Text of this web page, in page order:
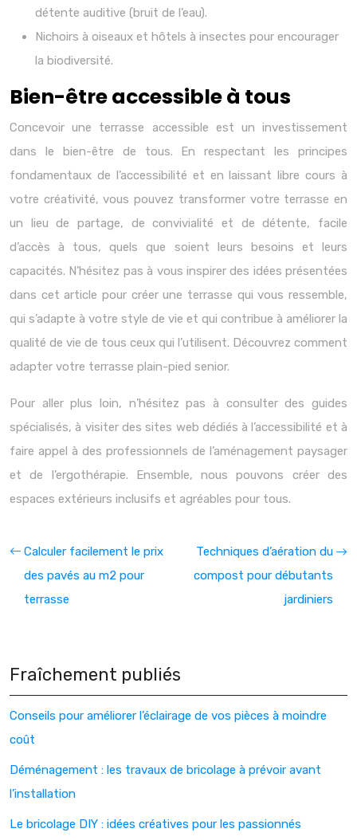
détente auditive (bruit de l’eau).
Nichoirs à oiseaux et hôtels à insectes pour encourager
la biodiversité.
Bien-être accessible à tous
Concevoir une terrasse accessible est un investissement
dans le bien-être de tous. En respectant les principes
fondamentaux de l’accessibilité et en laissant libre cours à
votre créativité, vous pouvez transformer votre terrasse en
un lieu de partage, de convivialité et de détente, facile
d’accès à tous, quels que soient leurs besoins et leurs
capacités. N’hésitez pas à vous inspirer des idées présentées
dans cet article pour créer une terrasse qui vous ressemble,
qui s’adapte à votre style de vie et qui contribue à améliorer la
qualité de vie de tous ceux qui l’utilisent. Découvrez comment
adapter votre terrasse plain-pied senior.
Pour aller plus loin, n’hésitez pas à consulter des guides
spécialisés, à visiter des sites web dédiés à l’accessibilité et à
faire appel à des professionnels de l’aménagement paysager
et de l’ergothérapie. Ensemble, nous pouvons créer des
espaces extérieurs inclusifs et agréables pour tous.
Calculer facilement le prix
des pavés au m2 pour
terrasse
Techniques d’aération du
compost pour débutants
jardiniers
Fraîchement publiés
Conseils pour améliorer l’éclairage de vos pièces à moindre
coût
Déménagement : les travaux de bricolage à prévoir avant
l’installation
Le bricolage DIY : idées créatives pour les passionnés